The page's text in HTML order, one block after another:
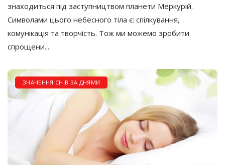
знаходиться під заступництвом планети Меркурій.
Символами цього небесного тіла є: спілкування,
комунікація та творчість. Тож ми можемо зробити
спрощени...
ЗНАЧЕННЯ СНІВ ЗА ДНЯМИ